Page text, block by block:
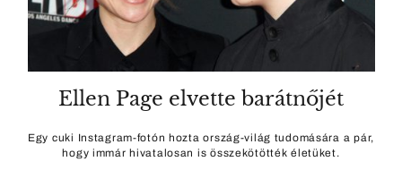
Ellen Page elvette barátnőjét
Egy cuki Instagram-fotón hozta ország-világ tudomására a pár,
hogy immár hivatalosan is összekötötték életüket.